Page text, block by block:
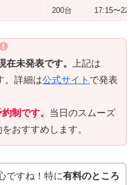
200台 17:15〜
在未発表です。
上記は
。詳細は公式サイト で発表
制です。 当日のスムーズ
おすすめします。
ですね！特に有料のところ